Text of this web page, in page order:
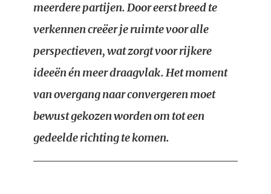
meerdere partijen. Door eerst breed te
verkennen creëer je ruimte voor alle
perspectieven, wat zorgt voor rijkere
ideeën én meer draagvlak. Het moment
van overgang naar convergeren moet
bewust gekozen worden om tot een
gedeelde richting te komen.